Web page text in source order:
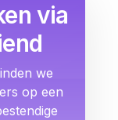
via
we
op een